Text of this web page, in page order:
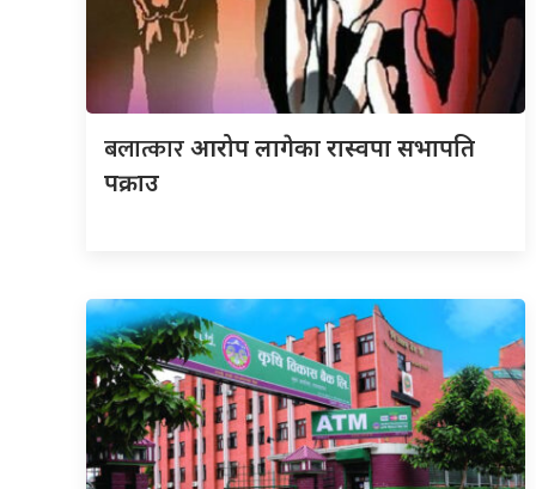
बलात्कारआरोप लागेका रास्वपा सभापति
पक्राउ